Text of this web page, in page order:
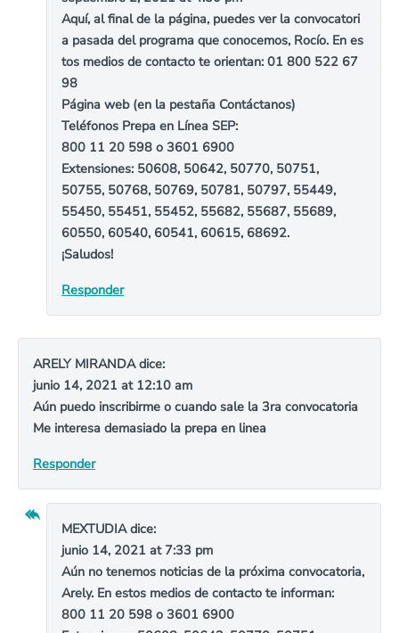
Aquí, al final de la página, puedes ver la convocatori
a pasada del programa que conocemos, Rocío. En es
tos medios de contacto te orientan: 01 800 522 67
98
Página web (en la pestaña Contáctanos)
Teléfonos Prepa en Línea SEP:
800 11 20 598 o 3601 6900
Extensiones: 50608, 50642, 50770, 50751,
50755, 50768, 50769, 50781, 50797, 55449,
55450, 55451, 55452, 55682, 55687, 55689,
60550, 60540, 60541, 60615, 68692.
¡Saludos!
Responder
ARELY MIRANDAdice:
junio 14, 2021 at 12:10 am
Aún puedo inscribirme o cuando sale la 3ra convocatoria
Me interesa demasiado la prepa en linea
Responder
MEXTUDIAdice:
junio 14, 2021 at 7:33 pm
Aún no tenemos noticias de la próxima convocatoria,
Arely. En estos medios de contacto te informan:
800 11 20 598 o 3601 6900